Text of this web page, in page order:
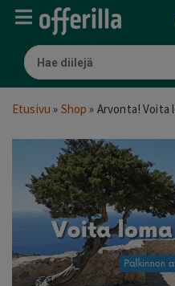
Etusivu » Shop » Arvonta! Voita